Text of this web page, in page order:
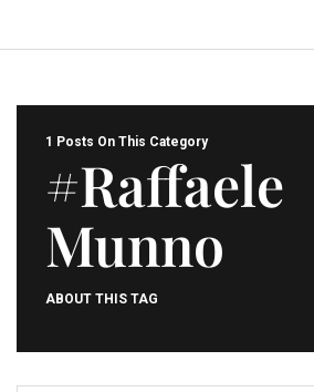
1 Posts On This Category
#Raffaele
Munno
ABOUT THIS TAG